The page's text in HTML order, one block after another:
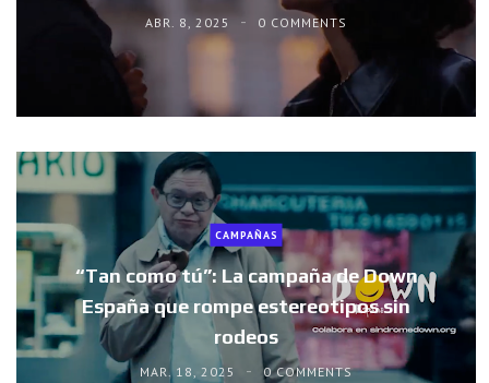
ABR. 8, 2025 0 COMMENTS
CAMPAÑAS
“Tan como tú”: La campaña de Down
España que rompe estereotipos sin
rodeos
MAR. 18, 2025 0 COMMENTS